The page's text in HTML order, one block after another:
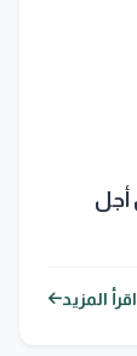
أجل
اقرأ المزيد